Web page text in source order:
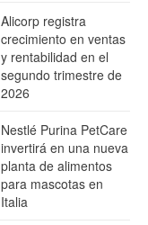
Alicorp registra
crecimiento en ventas
y rentabilidad en el
segundo trimestre de
2026
Nestlé Purina PetCare
invertirá en una nueva
planta de alimentos
para mascotas en
Italia